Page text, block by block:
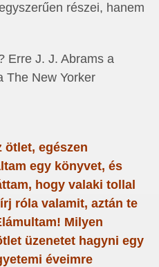
részei, hanem
Erre J. J. Abrams a
The New Yorker
ötlet, egészen
egy könyvet, és
hogy valaki tollal
róla valamit, aztán te
Milyen
üzenetet hagyni egy
éveimre